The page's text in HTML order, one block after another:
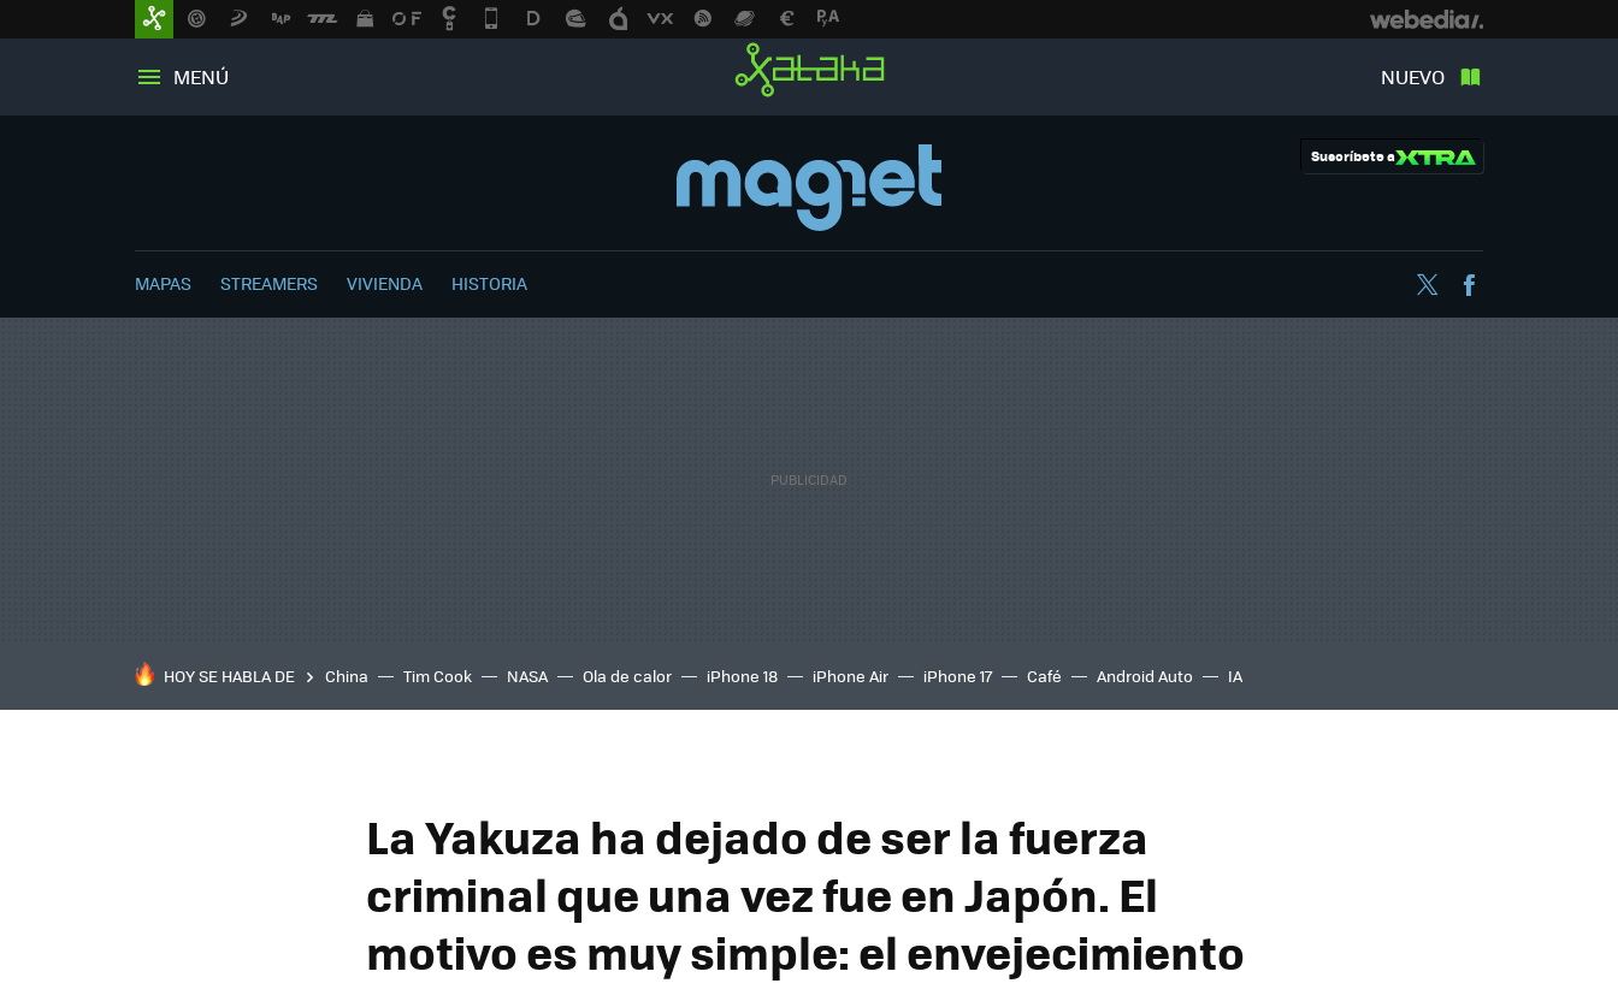
MENÚ NUEVO
Suscríbete a
MAPAS STREAMERS VIVIENDA HISTORIA Twitter
HOY SE HABLA DE China Tim Cook NASA Ola de calor iPhone 18 iPhone Air iPhone 17 Café Android Auto IA
La Yakuza ha dejado de ser la fuerza
criminal que una vez fue en Japón. El
motivo es muy simple: el envejecimiento